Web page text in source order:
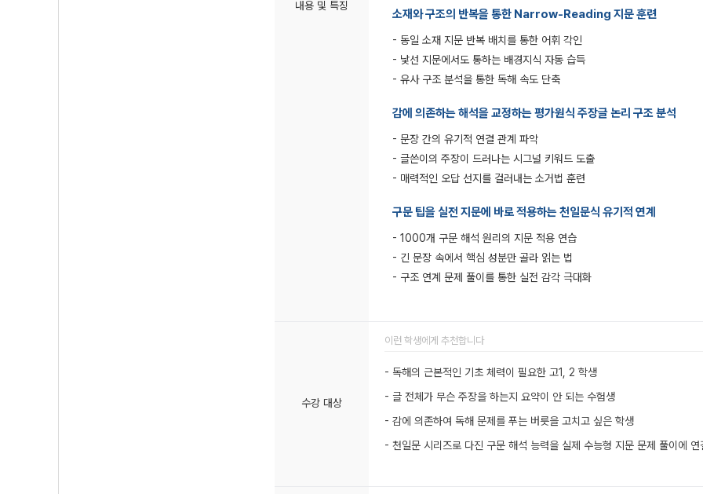
내용 및 특징
소재와 구조의 반복을 통한 Narrow-Reading 지문 훈련
- 동일 소재 지문 반복 배치를 통한 어휘 각인
- 낯선 지문에서도 통하는 배경지식 자동 습득
- 유사 구조 분석을 통한 독해 속도 단축
감에 의존하는 해석을 교정하는 평가원식 주장글 논리 구조 분석
- 문장 간의 유기적 연결 관계 파악
- 글쓴이의 주장이 드러나는 시그널 키워드 도출
- 매력적인 오답 선지를 걸러내는 소거법 훈련
구문 팁을 실전 지문에 바로 적용하는 천일문식 유기적 연계
- 1000개 구문 해석 원리의 지문 적용 연습
- 긴 문장 속에서 핵심 성분만 골라 읽는 법
- 구조 연계 문제 풀이를 통한 실전 감각 극대화
수강 대상
이런 학생에게 추천합니다
- 독해의 근본적인 기초 체력이 필요한 고1, 2 학생
- 글 전체가 무슨 주장을 하는지 요약이 안 되는 수험생
- 감에 의존하여 독해 문제를 푸는 버릇을 고치고 싶은 학생
- 천일문 시리즈로 다진 구문 해석 능력을 실제 수능형 지문 문제 풀이에